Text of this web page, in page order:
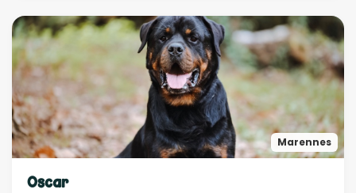
Marennes
Oscar